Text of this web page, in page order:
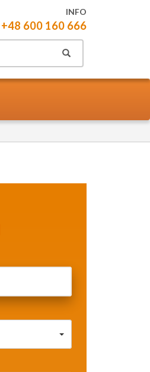
INFO
+48 600 160 666